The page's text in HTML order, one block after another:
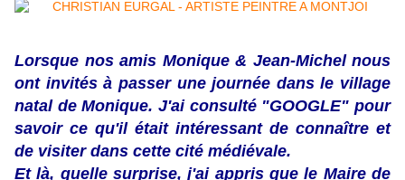
Lorsque nos amis Monique & Jean-Michel nous
ont invités à passer une journée dans le village
natal de Monique. J'ai consulté "GOOGLE" pour
savoir ce qu'il était intéressant de connaître et
de visiter dans cette cité médiévale.
Et là, quelle surprise, j'ai appris que le Maire de